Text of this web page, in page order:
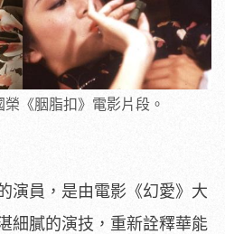
《胭脂扣》電影片段。
演員，是由電影《幻愛》大
細膩的演技，重新詮釋華能